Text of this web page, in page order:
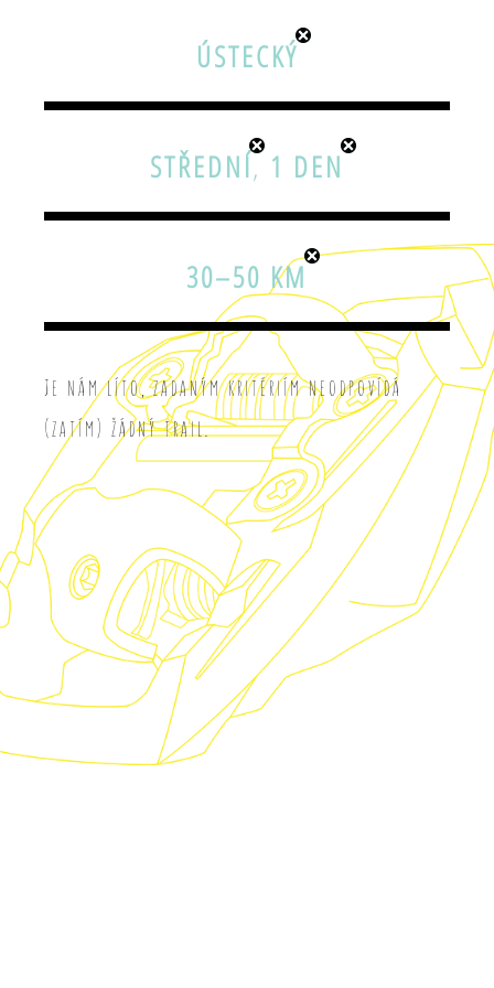
ÚSTECKÝ
STŘEDNÍ, 1 DEN
30–50 KM
Je nám líto, zadaným kritériím neodpovídá
(zatím) žádný trail.